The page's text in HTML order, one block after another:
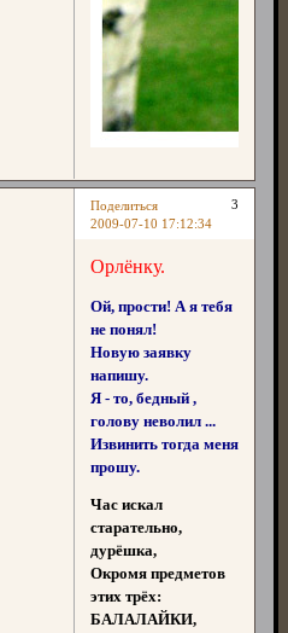
Поделиться
3
2009-07-10 17:12:34
Орлёнку.
Ой, прости! А я тебя
не понял!
Новую заявку
напишу.
Я - то, бедный ,
голову неволил ...
Извинить тогда меня
прошу.
Час искал
старательно,
дурёшка,
Окромя предметов
этих трёх:
БАЛАЛАЙКИ,